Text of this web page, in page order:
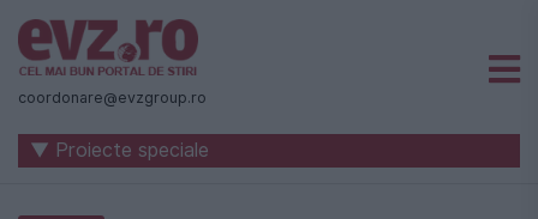
Știri
naționale
internaționale
coordonare@evzgroup.ro
▼ Proiecte speciale